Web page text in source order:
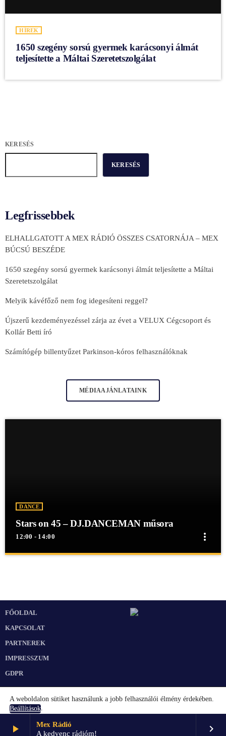
play_arrow
Mex Rádió
A kedvenc rádióm!
keyboard_arrow_right
HÍREK
1650 szegény sorsú gyermek karácsonyi álmát
teljesítette a Máltai Szeretetszolgálat
KERESÉS
KERESÉS
Legfrissebbek
ELHALLGATOTT A MEX RÁDIÓ ÖSSZES CSATORNÁJA – MEX
BÚCSÚ BESZÉDE
1650 szegény sorsú gyermek karácsonyi álmát teljesítette a Máltai
Szeretetszolgálat
Melyik kávéfőző nem fog idegesíteni reggel?
Újszerű kezdeményezéssel zárja az évet a VELUX Cégcsoport és
Kollár Betti író
Számítógép billentyűzet Parkinson-kóros felhasználóknak
MÉDIAAJÁNLATAINK
DANCE
Stars on 45 – DJ.DANCEMAN műsora
12:00 - 14:00 more_vert
Stars on 45 - DJ.DANCEMAN műsora
FŐOLDAL
KAPCSOLAT
PARTNEREK
IMPRESSZUM
GDPR
A weboldalon sütiket használunk a jobb felhasználói élmény érdekében.
Beállítások.
Elfogadom Beállítások